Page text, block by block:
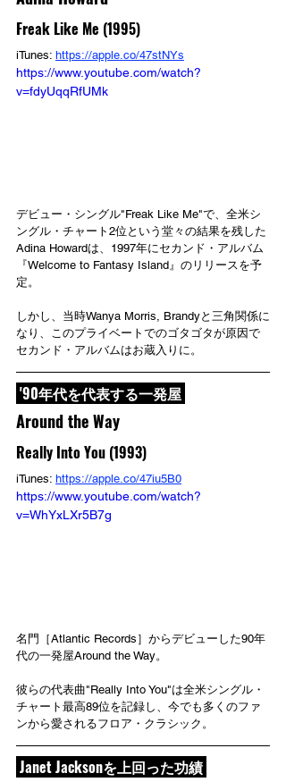
Freak Like Me (1995)
iTunes: https://apple.co/47stNYs
https://www.youtube.com/watch?
v=fdyUqqRfUMk
デビュー・シングル"Freak Like Me"で、全米シ
ングル・チャート2位という堂々の結果を残した
Adina Howardは、1997年にセカンド・アルバム
『Welcome to Fantasy Island』のリリースを予
定。
しかし、当時Wanya Morris, Brandyと三角関係に
なり、このプライベートでのゴタゴタが原因で
セカンド・アルバムはお蔵入りに。
'90年代を代表する一発屋
Around the Way
Really Into You (1993)
iTunes: https://apple.co/47iu5B0
https://www.youtube.com/watch?
v=WhYxLXr5B7g
名門［Atlantic Records］からデビューした90年
代の一発屋Around the Way。
彼らの代表曲"Really Into You"は全米シングル・
チャート最高89位を記録し、今でも多くのファ
ンから愛されるフロア・クラシック。
Janet Jacksonを上回った功績